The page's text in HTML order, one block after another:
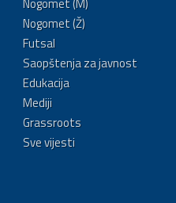
Nogomet (Ž)
Futsal
Saopštenja za javnost
Edukacija
Mediji
Grassroots
Sve vijesti